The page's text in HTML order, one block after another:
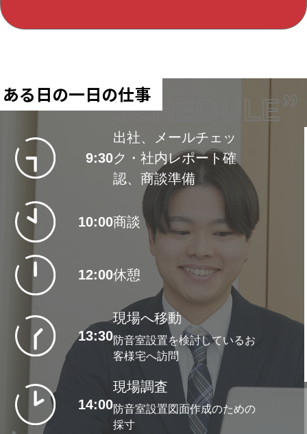
時に防音室を設置することも。ま
た、ある時は「他社で防音室を作っ
たが響きすぎて満足に弾けない」と
いうご相談を受けました。防音室は
楽器屋だけでなくハウスメーカーな
どでも作っていますが、音を軽減さ
せるだけでなく、防音室内の響き方
にもこだわれるところが宮地楽器の
本領です。
音の特性がわからなければ心地よ
い音の空間はつくれない
そうです。僕たちの仕事は、形のな
い音というものを扱ってその価値を
提案するというのが難しいところ。
コミュニケーションスキルについ
ては？
先輩から学ぶことがたくさんありま
す。前に、厳しい相談を持ち掛けて
きたお客様との商談に上司が同席し
てくれたんですね。そのとき、平易
な言葉よりむしろ専門的な言葉を交
えてしっかり理解してもらえるよう
に対応していて、知識や経験があれ
防音・リフォーム事業部は、お客様
会社のスローガンである「音と生き
る」にも密接です。機能面だけでな
く内装にまでこだわって、部屋での
過ごしやすさや快適さを追究し、お
客様の音楽のある生活がより豊かに
なるよう貢献していければと思って
います。
ある日の一日の仕事
9:30
出社、メールチェッ
ク・社内レポート確
認、商談準備
10:00商談
12:00休憩
13:30
現場へ移動
防音室設置を検討しているお
客様宅へ訪問
14:00
現場調査
防音室設置図面作成のための
採寸